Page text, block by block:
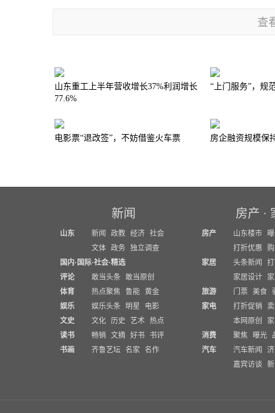
查
山东重工上半年营收增长37%利润增长
77.6%
“上门服务”，规
电影票“退改签”，不妨借鉴火车票 房企融资规模保
新闻
山东 新闻 政教 经济 社会
文体 政务 独立调查
国内 · 国际·社会·精选
评论
敢当头条 敢当原创
体育
热点聚焦 鲁能 黄金
娱乐
娱乐头条 明星
电影
文史
文化 历史 艺术 热点
读书
畅销 文摘 好书 书评
书画
齐鲁艺坛 名家 名作
房产 ·
房产 山东楼市
打折优惠
家居
头条新闻
家居设计
旅游
门票 美食
家电
打折促销
本网原创
消费
聚焦 曝光
汽车
汽车新闻
嘉宾访谈